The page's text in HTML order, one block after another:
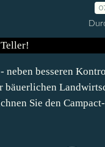
besseren
bäuerlichen
Sie den